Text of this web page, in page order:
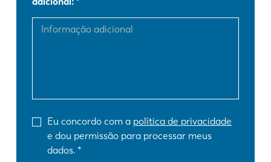
Eu concordo com a política de privacidade
e dou permissão para processar meus
dados.